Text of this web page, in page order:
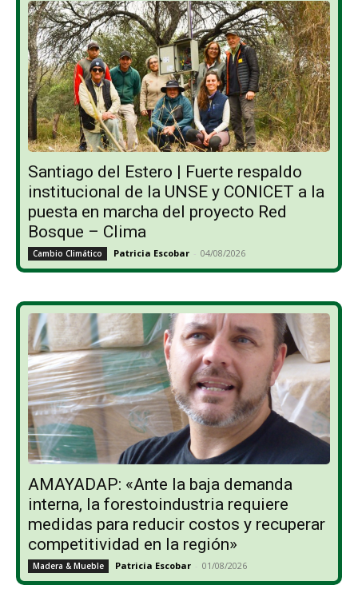
Santiago del Estero | Fuerte respaldo
institucional de la UNSE y CONICET a la
puesta en marcha del proyecto Red
Bosque – Clima
Cambio Climático Patricia Escobar - 04/08/2026
AMAYADAP: «Ante la baja demanda
interna, la forestoindustria requiere
medidas para reducir costos y recuperar
competitividad en la región»
Madera & Mueble Patricia Escobar - 01/08/2026